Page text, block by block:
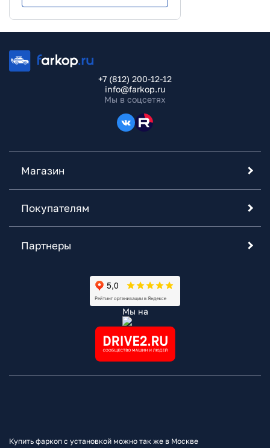
+7 (812) 200-12-12
info@farkop.ru
Мы в соцсетях
Магазин
Покупателям
Партнеры
Мы на
Купить фаркоп с установкой можно так же в Москве